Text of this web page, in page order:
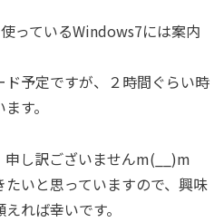
っているWindows7には案内
予定ですが、２時間ぐらい時
す。
し訳ございませんm(__)m
いと思っていますので、興味
れば幸いです。